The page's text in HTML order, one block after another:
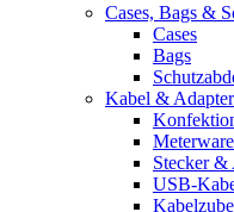
Cases, Bags &
Cases
Bags
Kabel & Adapter
Stecker &
USB-